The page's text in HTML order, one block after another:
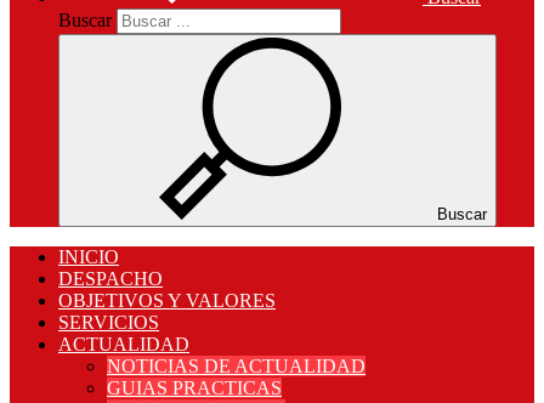
Buscar
Buscar
INICIO
DESPACHO
OBJETIVOS Y VALORES
SERVICIOS
ACTUALIDAD
NOTICIAS DE ACTUALIDAD
GUIAS PRACTICAS